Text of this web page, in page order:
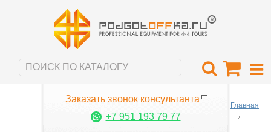
Заказать звонок консультанта
+7 951 193 79 77
Главная